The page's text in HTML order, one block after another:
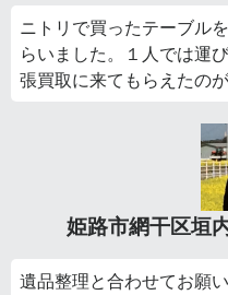
ニトリで買ったテーブル
らいました。１人では運
張買取に来てもらえたの
姫路市網干区垣
遺品整理と合わせてお願